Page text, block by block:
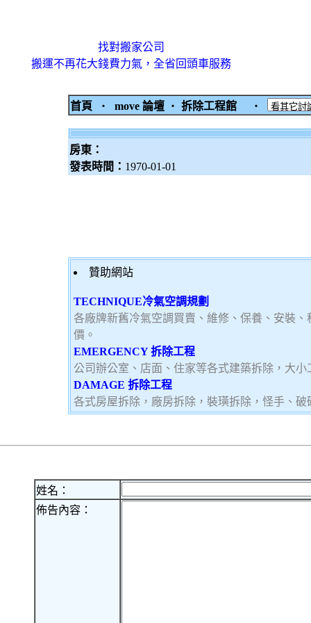
找對搬家公司
搬運不再花大錢費力氣，全省回頭車服務
首頁 ‧ move 論壇 ‧ 拆除工程館 ‧
房東：
發表時間： 1970-01-01
贊助網站
TECHNIQUE冷氣空調規劃
各廠牌新舊冷氣空調買賣、維修、保養、安裝
價。
EMERGENCY 拆除工程
公司辦公室、店面、住家等各式建築拆除，大小
DAMAGE 拆除工程
各式房屋拆除，廠房拆除，裝璜拆除，怪手、
姓名：
佈告內容：